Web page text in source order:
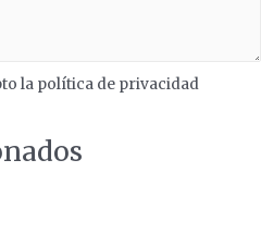
la política de privacidad